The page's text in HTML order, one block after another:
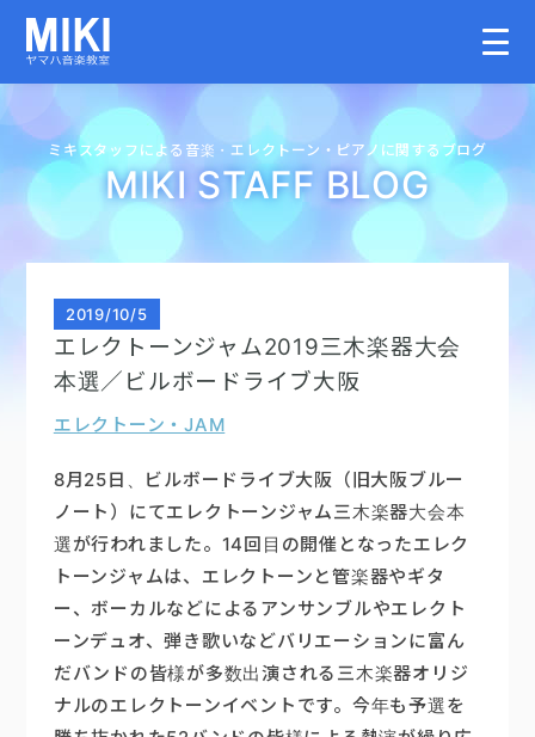
HOME
講師募集情報
イベント情報
楽器販売
ミキスタッフによる音楽・エレクトーン・ ピアノに関するブログ
MIKI STAFF BLOG
2019/10/5
エレクトーンジャム2019三木楽器大会
本選／ビルボードライブ大阪
エレクトーン・JAM
8月25日、ビルボードライブ大阪（旧大阪ブルー
ノート）にてエレクトーンジャム三木楽器大会本
選が行われました。14回目の開催となったエレク
トーンジャムは、エレクトーンと管楽器やギタ
ー、ボーカルなどによるアンサンブルやエレクト
ーンデュオ、弾き歌いなどバリエーションに富ん
だバンドの皆様が多数出演される三木楽器オリジ
ナルのエレクトーンイベントです。今年も予選を